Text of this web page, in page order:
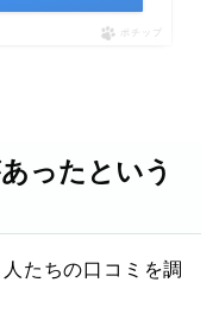
ポチップ
ったという
たちの口コミを調